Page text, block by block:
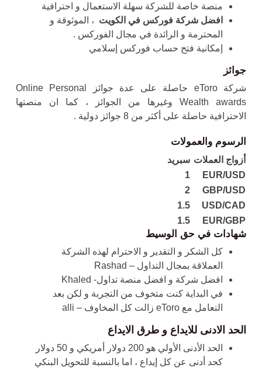
منصة خاصة للشركة سهلة الاستعمال و احترافية
افضل شركة فوركس في الكويت ، الموثوقة و
المحترمة و الرائدة في مجال الفوركس .
إمكانية فتح حساب فوركس إسلامي
جوائز
شركة eToro حاصلة على عدة جوائز Online Personal
Wealth awards وغيرها من الجوائز ، كما ان منصتها
الاحترافية حاصلة على أكثر من 8 جوائز دولية .
الرسوم والعمولات
أزواج العملات سبريد
EUR/USD
1
GBP/USD
2
USD/CAD
1.5
EUR/GBP
1.5
شهادات في حق الوسيط
كل الشكر و التقدير و الاحترام لهذه الشركة
العملاقة بمجال التداول – Rashad
افضل شركة و افضل منصة تداول- Khaled
في البداية كنت متخوف من التجربة و لكن بعد
التعامل مع eToro زالت كل المخاوف – alli
الحد الادنى للايداع و طرق الايداع
الحد الأدنى الأولي هو 200 دولار أمريكي و 50 دولار
كحد أدنى عن كل إيداع ، اما بالنسبة للتحويل البنكي